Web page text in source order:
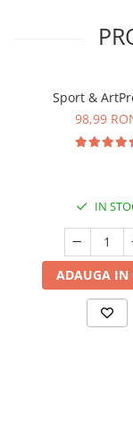
Sport &
98,99
IN
ADAUGA IN